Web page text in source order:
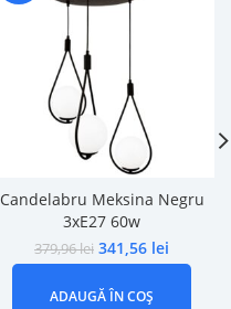
Candelabru Meksina Negru
3xE27 60w
379,96lei 341,56 lei
ADAUGĂ ÎN COȘ